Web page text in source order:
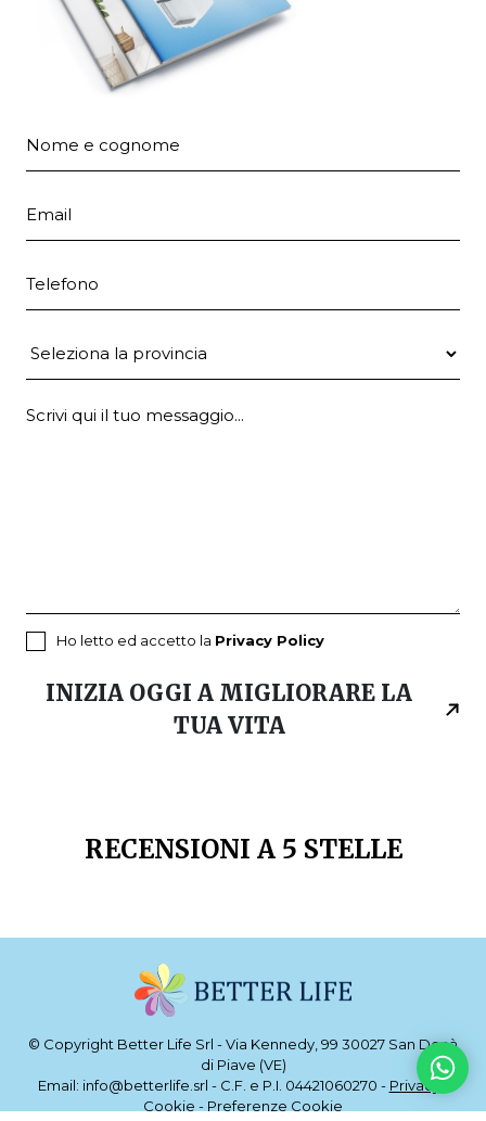
Ho letto ed accetto la Privacy Policy
INIZIA OGGI A MIGLIORARE LA
TUA VITA
RECENSIONI A 5 STELLE
© Copyright Better Life Srl - Via Kennedy, 99 30027 San Donà
di Piave (VE)
Email: info@betterlife.srl - C.F. e P.I. 04421060270 - Privacy-
Cookie - Preferenze Cookie